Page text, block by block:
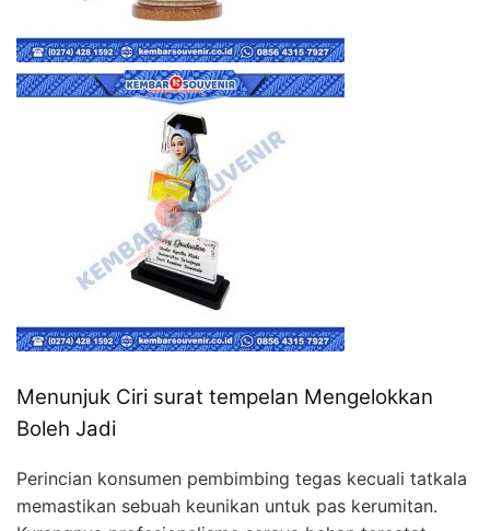
Menunjuk Ciri surat tempelan Mengelokkan
Boleh Jadi
Perincian konsumen pembimbing tegas kecuali tatkala
memastikan sebuah keunikan untuk pas kerumitan.